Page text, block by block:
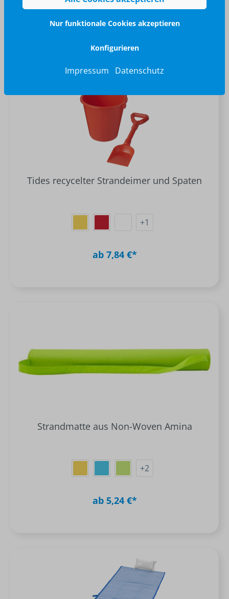
ab 33,75 €*
Tides recycelter Strandeimer und Spaten
+1
ab 7,84 €*
Strandmatte aus Non-Woven Amina
+2
ab 5,24 €*
Nur funktionale Cookies akzeptieren
Konfigurieren
Impressum Datenschutz